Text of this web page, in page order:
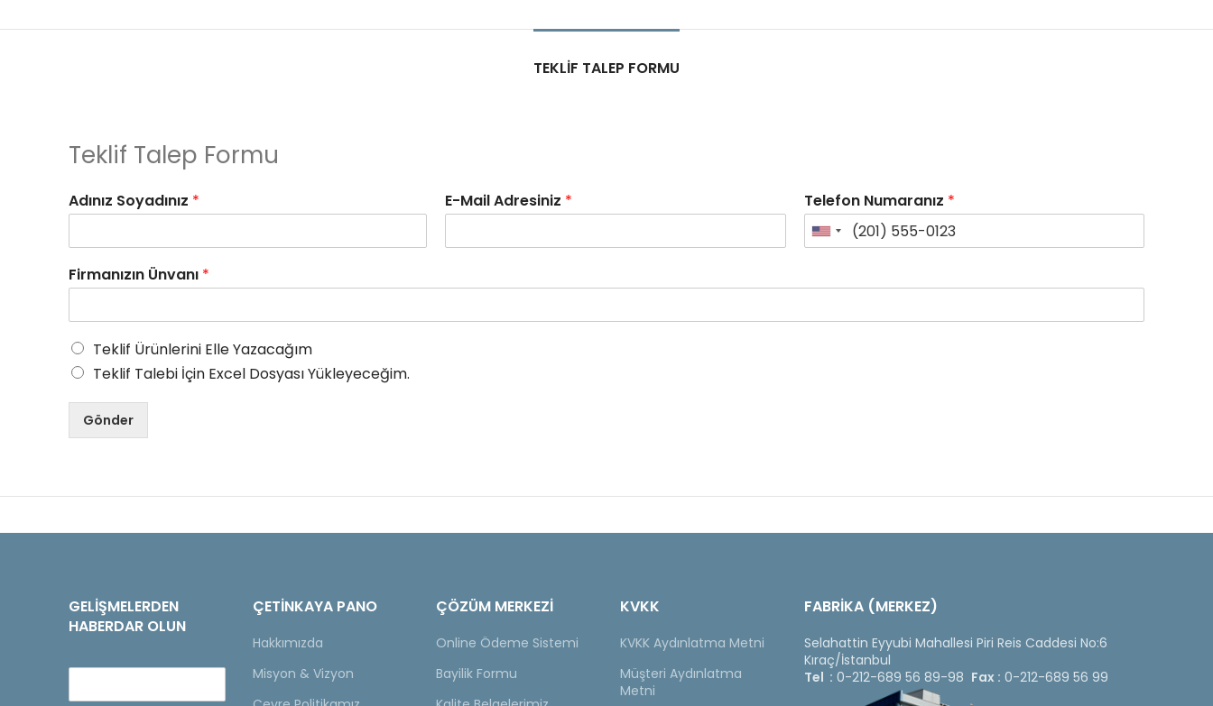
TEKLIF TALEP FORMU
Teklif Talep Formu
Adınız Soyadınız * E-Mail Adresiniz * Telefon Numaranız *
Firmanızın Ünvanı *
Teklif Ürünlerini Elle Yazacağım
Teklif Talebi İçin Excel Dosyası Yükleyeceğim.
Gönder
GELIŞMELERDEN
HABERDAR OLUN
ÇETINKAYA PANO
Hakkımızda
Misyon & Vizyon
ÇÖZÜM MERKEZİ
Online Ödeme Sistemi
Bayilik Formu
KVKK
KVKK Aydınlatma Metni
Müşteri Aydınlatma
Metni
FABRİKA (MERKEZ)
Selahattin Eyyubi Mahallesi Piri Reis Caddesi No:6
Kıraç/İstanbul
Tel : 0-212-689 56 89-98 Fax : 0-212-689 56 99